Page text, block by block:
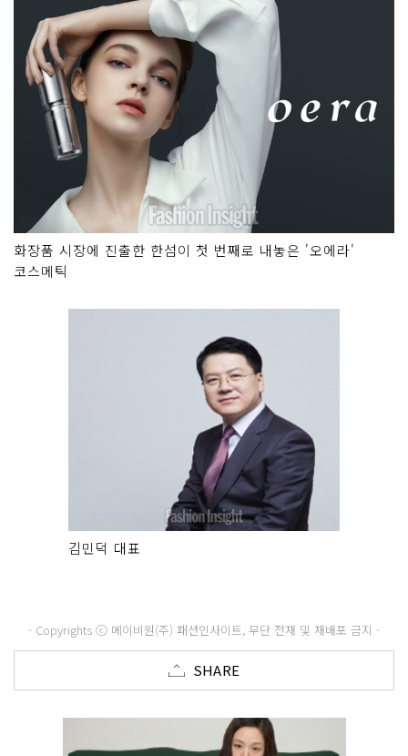
화장품 시장에 진출한 한섬이 첫 번째로 내놓은 '오에라'
코스메틱
김민덕 대표
- Copyrights ⓒ 메이비원(주) 패션인사이트, 무단 전재 및 재배포 금지 -
SHARE